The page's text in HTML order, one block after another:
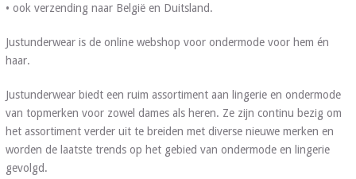
• ook verzending naar België en Duitsland.
Justunderwear is de online webshop voor ondermode voor hem én
haar.
Justunderwear biedt een ruim assortiment aan lingerie en ondermode
van topmerken voor zowel dames als heren. Ze zijn continu bezig om
het assortiment verder uit te breiden met diverse nieuwe merken en
worden de laatste trends op het gebied van ondermode en lingerie
gevolgd.